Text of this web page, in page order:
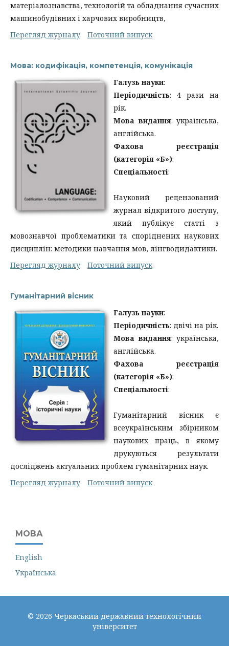
матеріалознавства, технологій та обладнання сучасних
машинобудівних і харчових виробництв,
Перегляд журналу
Поточний випуск
Мова: кодифікація, компетенція, комунікація
Галузь науки:
Періодичність: 4 рази на
рік.
Мова видання: українська,
англійська.
Фахова реєстрація
(категорія «Б»):
Спеціальності:
Науковий рецензований
журнал відкритого доступу,
який публікує статті з
мовознавчої проблематики та споріднених наукових
дисциплін: методики навчання мов, лінгводидактики.
Перегляд журналу
Поточний випуск
Гуманітарний вісник
Галузь науки:
Періодичність: двічі на рік.
Мова видання: українська,
англійська.
Фахова реєстрація
(категорія «Б»):
Спеціальності:
Гуманітарний вісник є
всеукраїнським збірником
наукових праць, в якому
друкуються результати
досліджень актуальних проблем гуманітарних наук.
Перегляд журналу
Поточний випуск
МОВА
English
Українська
© 2026 Черкаський державний технологічний
університет